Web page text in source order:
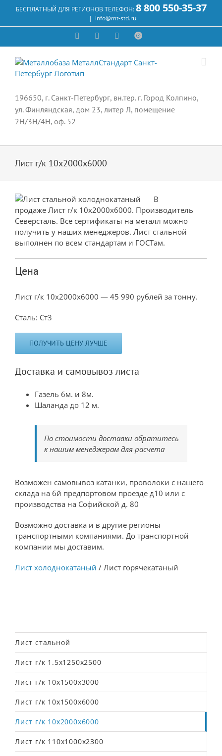
content
БЕСПЛАТНЫЙ ДЛЯ РЕГИОНОВ ТЕЛЕФОН:8 800 550-35-37
| info@mt-std.ru
WhatsApp Email Max
196650, г. Санкт-Петербург, вн.тер. г. Город Колпино,
ул. Финляндская, дом 23, литер Л, помещение
2Н/3Н/4Н, оф. 52
Лист г/к 10х2000х6000
В
продаже Лист г/к 10х2000х6000. Производитель
Северсталь. Все сертификаты на металл можно
получить у наших менеджеров. Лист стальной
выполнен по всем стандартам и ГОСТам.
Цена
Лист г/к 10х2000х6000 — 45 990 рублей за тонну.
Сталь: Ст3
ПОЛУЧИТЬ ЦЕНУ ЛУЧШЕ
Доставка и самовывоз листа
Газель 6м. и 8м.
Шаланда до 12 м.
По стоимости доставки обратитесь
к нашим менеджерам для расчета
Возможен самовывоз катанки, проволоки с нашего
склада на 6й предпортовом проезде д10 или с
производства на Софийской д. 80
Возможно доставка и в другие регионы
транспортными компаниями. До транспортной
компании мы доставим.
Лист холоднокатаный / Лист горячекатаный
Лист стальной
Лист г/к 1.5х1250х2500
Лист г/к 10х1500х3000
Лист г/к 10х1500х6000
Лист г/к 10х2000х6000
Лист г/к 110х1000х2300